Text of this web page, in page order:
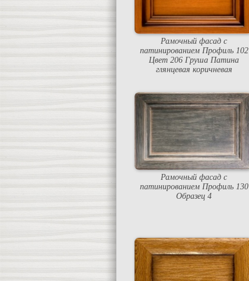
Рамочный фасад с
патинированием Профиль 102
Цвет 206 Груша Патина
глянцевая коричневая
Рамочный фасад с
патинированием Профиль 130
Образец 4